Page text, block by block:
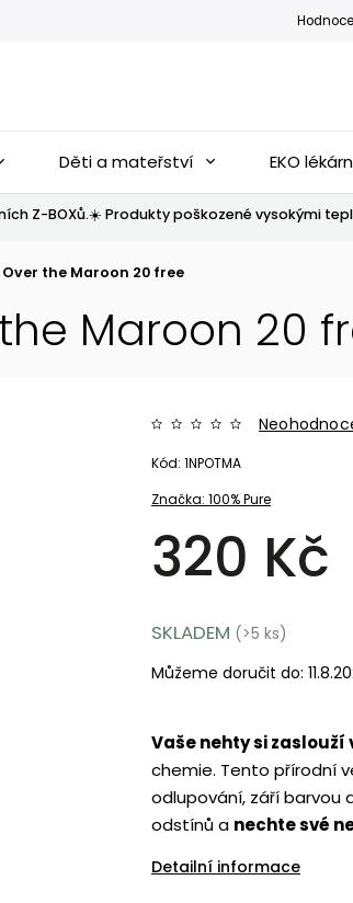
Děti a mateřství EKO
Z-BOXů.☀️ Produkty poškozené vysokými
Over the Maroon 20 free
Maroon 20
Značka:100% Pure
320 Kč
Kód: 1NPOTMA
Vaše nehty si
chemie. Tento přírodní
odlupování, září barvou
odstínů a nechte své
Detailní informace
SKLADEM (>5 ks)
Můžeme doručit do: